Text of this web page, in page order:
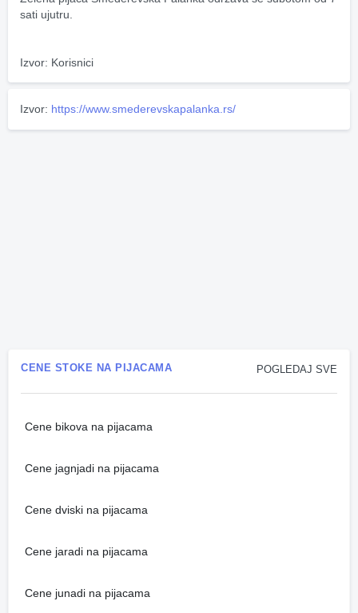
sati ujutru.
Izvor: Korisnici
Izvor: https://www.smederevskapalanka.rs/
POGLEDAJ SVE
CENE STOKE NA PIJACAMA
Cene bikova na pijacama
Cene jagnjadi na pijacama
Cene dviski na pijacama
Cene jaradi na pijacama
Cene junadi na pijacama